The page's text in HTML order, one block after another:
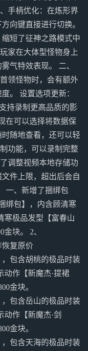
手柄优化：在炼形界
向键直接进行切换。
短了征神之路模式中
家在大体型怪物身上
气特效表现。 二、
领怪物时，会有额外
。 设置选项更新：
持录制更高品质的影
在可以选择将数据保
随地查看，还可以轻
功能，可以录制完整
调整视频本地存储功
件上限，超出后会自
一、新增了捆绑包
绑包】，内含顾清寒
寒极品发型【富春山
块。 2、
恢复原价
包含胡桃的极品时装
动作【新魔杰·提裙
金块。
包含岳山的极品时装
动作【新魔杰·剑
金块。
包含天海的极品时装